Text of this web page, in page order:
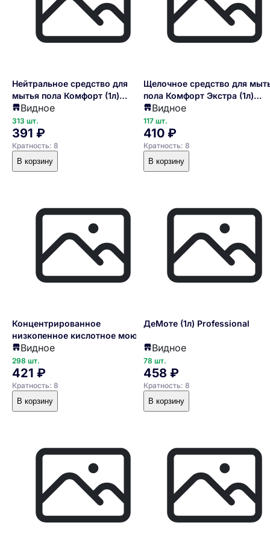
Нейтральное средство для
мытья пола Комфорт (1л)
Professional
Видное
313 шт.
391 ₽
Кратность: 8
В корзину
Щелочное средство для
пола Комфорт Экстра (1л)
Professional
Видное
117 шт.
410 ₽
Кратность: 8
В корзину
Концентрированное
низкопенное кислотное моющее
средство для уборки после
строительства и ремонта
ДэСтрой (1л) Professional
Видное
298 шт.
421 ₽
Кратность: 8
В корзину
ДеМоте (1л) Professional
Видное
78 шт.
458 ₽
Кратность: 8
В корзину